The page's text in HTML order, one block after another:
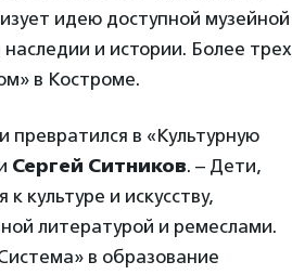
идею доступной музейной
и истории. Более трех
в Костроме.
превратился в «Культурную
Сергей Ситников. – Дети,
культуре и искусству,
литературой и ремеслами.
в образование